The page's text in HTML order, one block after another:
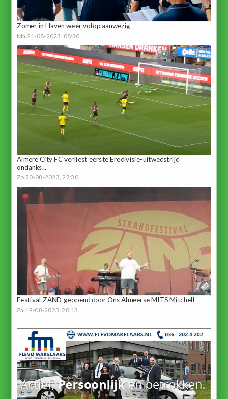
Zomer in Haven weer volop aanwezig
Ma 21-08-2023, 08:30
Almere City FC verliest eerste Eredivisie-uitwedstrijd
ondanks...
Zo 20-08-2023, 22:30
Festival ZAND geopend door Ons Almeerse MITS Mitchell
Za 19-08-2023, 20:13